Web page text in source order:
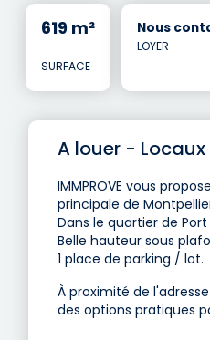
619 m²
SURFACE
Nous
LOYER
A louer -
IMMPROVE vous
principale de
Dans le quartier de
Belle hauteur sous
1 place de parking / lot.
À proximité de
des options pratiques